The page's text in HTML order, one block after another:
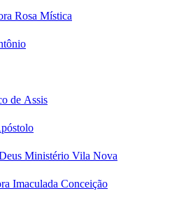
Rosa Mística
de Assis
Ministério Vila Nova
Imaculada Conceição